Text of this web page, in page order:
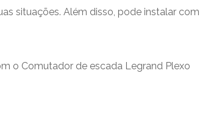
situações. Além disso, pode instalar com
o Comutador de escada Legrand Plexo